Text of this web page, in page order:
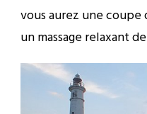
vous aurez une
un massage relaxant